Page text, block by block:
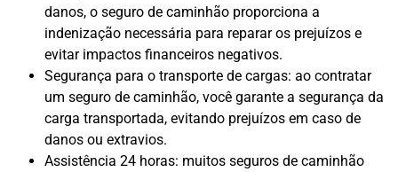
danos, o seguro de caminhão proporciona a
indenização necessária para reparar os prejuízos e
evitar impactos financeiros negativos.
Segurança para o transporte de cargas: ao contratar
um seguro de caminhão, você garante a segurança da
carga transportada, evitando prejuízos em caso de
danos ou extravios.
Assistência 24 horas: muitos seguros de caminhão